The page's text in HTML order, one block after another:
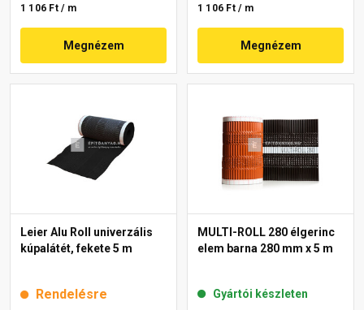
1 106 Ft / m
Megnézem
1 106 Ft / m
Megnézem
Leier Alu Roll univerzális
kúpalátét, fekete 5 m
Rendelésre
MULTI-ROLL 280 élgerinc
elem barna 280 mm x 5 m
Gyártói készleten